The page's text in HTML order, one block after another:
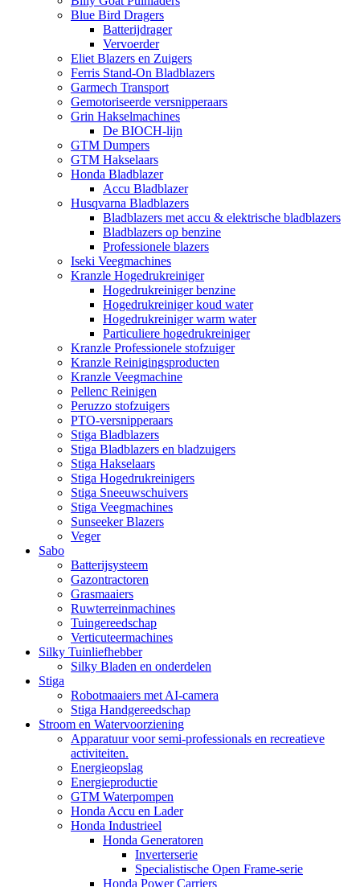
Blue Bird Dragers
Batterijdrager
Vervoerder
Eliet Blazers en Zuigers
Ferris Stand-On Bladblazers
Garmech Transport
Gemotoriseerde versnipperaars
Grin Hakselmachines
De BIOCH-lijn
GTM Dumpers
GTM Hakselaars
Honda Bladblazer
Accu Bladblazer
Husqvarna Bladblazers
Bladblazers met accu & elektrische bladblazers
Bladblazers op benzine
Professionele blazers
Iseki Veegmachines
Kranzle Hogedrukreiniger
Hogedrukreiniger benzine
Hogedrukreiniger koud water
Hogedrukreiniger warm water
Particuliere hogedrukreiniger
Kranzle Professionele stofzuiger
Kranzle Reinigingsproducten
Kranzle Veegmachine
Pellenc Reinigen
Peruzzo stofzuigers
PTO-versnipperaars
Stiga Bladblazers
Stiga Bladblazers en bladzuigers
Stiga Hakselaars
Stiga Hogedrukreinigers
Stiga Sneeuwschuivers
Stiga Veegmachines
Sunseeker Blazers
Veger
Sabo
Batterijsysteem
Gazontractoren
Grasmaaiers
Ruwterreinmachines
Tuingereedschap
Verticuteermachines
Silky Tuinliefhebber
Silky Bladen en onderdelen
Stiga
Robotmaaiers met AI-camera
Stiga Handgereedschap
Stroom en Watervoorziening
Apparatuur voor semi-professionals en recreatieve
activiteiten.
Energieopslag
Energieproductie
GTM Waterpompen
Honda Accu en Lader
Honda Industrieel
Honda Generatoren
Inverterserie
Specialistische Open Frame-serie
Honda Power Carriers